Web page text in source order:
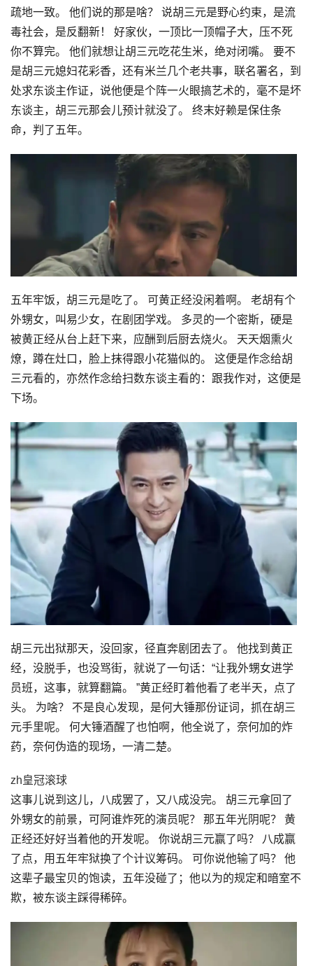
疏地一致。 他们说的那是啥？ 说胡三元是野心约束，是流
毒社会，是反翻新！ 好家伙，一顶比一顶帽子大，压不死
你不算完。 他们就想让胡三元吃花生米，绝对闭嘴。 要不
是胡三元媳妇花彩香，还有米兰几个老共事，联名署名，到
处求东谈主作证，说他便是个阵一火眼搞艺术的，毫不是坏
东谈主，胡三元那会儿预计就没了。 终末好赖是保住条
命，判了五年。
五年牢饭，胡三元是吃了。 可黄正经没闲着啊。 老胡有个
外甥女，叫易少女，在剧团学戏。 多灵的一个密斯，硬是
被黄正经从台上赶下来，应酬到后厨去烧火。 天天烟熏火
燎，蹲在灶口，脸上抹得跟小花猫似的。 这便是作念给胡
三元看的，亦然作念给扫数东谈主看的：跟我作对，这便是
下场。
胡三元出狱那天，没回家，径直奔剧团去了。 他找到黄正
经，没脱手，也没骂街，就说了一句话：“让我外甥女进学
员班，这事，就算翻篇。 ”黄正经盯着他看了老半天，点了
头。 为啥？ 不是良心发现，是何大锤那份证词，抓在胡三
元手里呢。 何大锤酒醒了也怕啊，他全说了，奈何加的炸
药，奈何伪造的现场，一清二楚。
zh皇冠滚球
这事儿说到这儿，八成罢了，又八成没完。 胡三元拿回了
外甥女的前景，可阿谁炸死的演员呢？ 那五年光阴呢？ 黄
正经还好好当着他的开发呢。 你说胡三元赢了吗？ 八成赢
了点，用五年牢狱换了个计议筹码。 可你说他输了吗？ 他
这辈子最宝贝的饱读，五年没碰了；他以为的规定和暗室不
欺，被东谈主踩得稀碎。